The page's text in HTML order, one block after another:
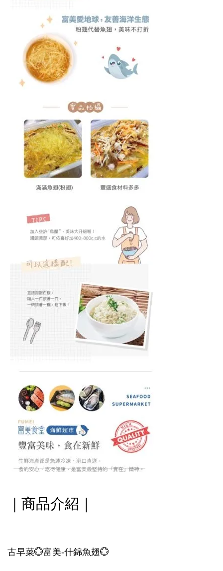
｜商品介紹｜
古早菜💮富美-什錦魚翅💮